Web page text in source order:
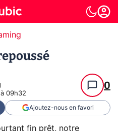
09h32
0
Ajoutez-nous en favori
fin prêt, notre